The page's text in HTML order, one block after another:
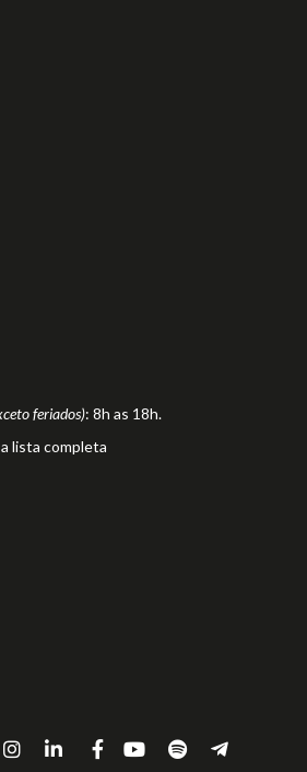
feriados): 8h as 18h.
lista completa